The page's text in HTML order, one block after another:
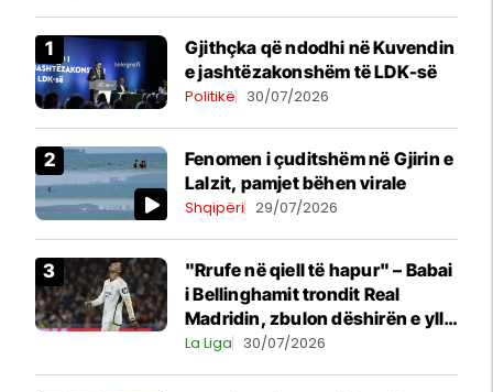
Gjithçka që ndodhi në Kuvendin
e jashtëzakonshëm të LDK-së
Politikë 30/07/2026
Fenomen i çuditshëm në Gjirin e
Lalzit, pamjet bëhen virale
Shqipëri 29/07/2026
"Rrufe në qiell të hapur" – Babai
i Bellinghamit trondit Real
Madridin, zbulon dëshirën e yllit
anglez për largim
La Liga 30/07/2026